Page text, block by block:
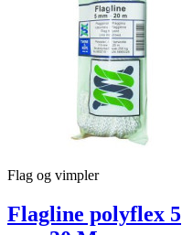
Flag og vimpler
Flagline polyflex 5